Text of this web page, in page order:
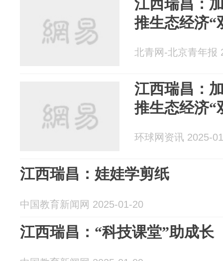
江西瑞昌：
推生态经济“
北青网-北京青年报
江西瑞昌：
推生态经济“
环球网资讯 2025-
江西瑞昌：娃娃学剪纸
中国教育新闻网 2025-01-20
江西瑞昌：“科技课堂”助成长